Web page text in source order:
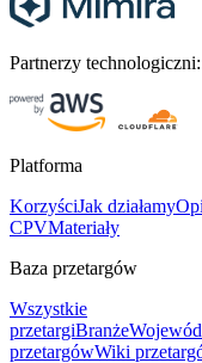
Partnerzy technologiczni:
Platforma
KorzyściJak działamy
CPVMateriały
Baza przetargów
Wszystkie
przetargiBranże
przetargówWiki